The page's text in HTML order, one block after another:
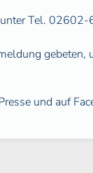
Tel.
und auf